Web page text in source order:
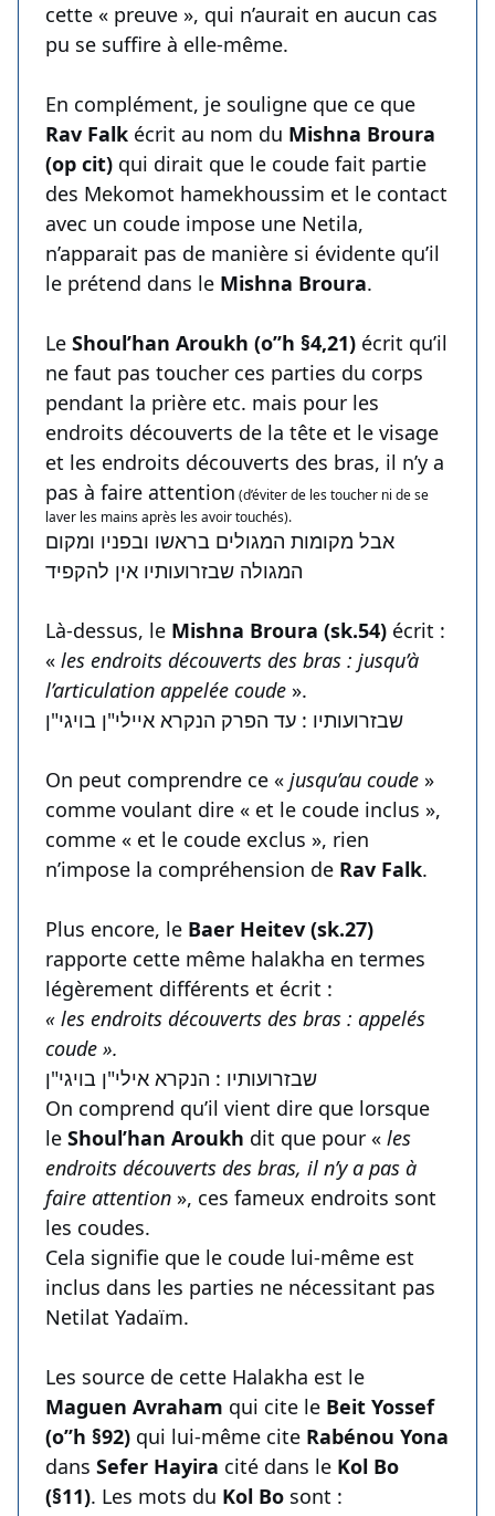
cette « preuve », qui n’aurait en aucun cas
pu se suffire à elle-même.
En complément, je souligne que ce que
Rav Falk écrit au nom du Mishna Broura
(op cit) qui dirait que le coude fait partie
des Mekomot hamekhoussim et le contact
avec un coude impose une Netila,
n’apparait pas de manière si évidente qu’il
le prétend dans le Mishna Broura.
Le Shoul’han Aroukh (o’’h §4,21) écrit qu’il
ne faut pas toucher ces parties du corps
pendant la prière etc. mais pour les
endroits découverts de la tête et le visage
et les endroits découverts des bras, il n’y a
pas à faire attention (d’éviter de les toucher ni de se
laver les mains après les avoir touchés).
אבל מקומות המגולים בראשו ובפניו ומקום
המגולה שבזרועותיו אין להקפיד
Là-dessus, le Mishna Broura (sk.54) écrit :
« les endroits découverts des bras : jusqu’à
l’articulation appelée coude ».
שבזרועותיו : עד הפרק הנקרא איילי"ן בויגי"ן
On peut comprendre ce « jusqu’au coude »
comme voulant dire « et le coude inclus »,
comme « et le coude exclus », rien
n’impose la compréhension de Rav Falk.
Plus encore, le Baer Heitev (sk.27)
rapporte cette même halakha en termes
légèrement différents et écrit :
« les endroits découverts des bras : appelés
coude ».
שבזרועותיו : הנקרא אילי"ן בויגי"ן
On comprend qu’il vient dire que lorsque
le Shoul’han Aroukh dit que pour « les
endroits découverts des bras, il n’y a pas à
faire attention », ces fameux endroits sont
les coudes.
Cela signifie que le coude lui-même est
inclus dans les parties ne nécessitant pas
Netilat Yadaïm.
Les source de cette Halakha est le
Maguen Avraham qui cite le Beit Yossef
(o’’h §92) qui lui-même cite Rabénou Yona
dans Sefer Hayira cité dans le Kol Bo
(§11). Les mots du Kol Bo sont :